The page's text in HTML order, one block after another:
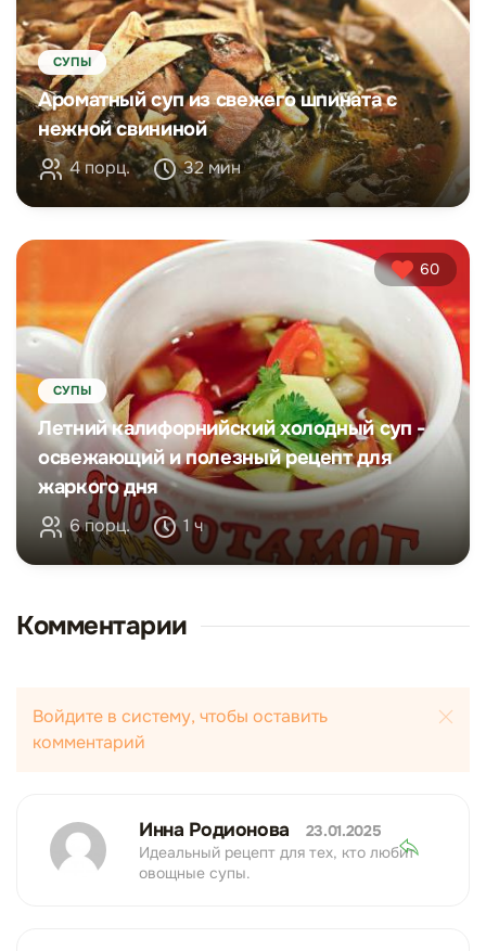
СУПЫ
Ароматный суп из свежего шпината с
нежной свининой
4 порц. 32 мин
60
СУПЫ
Летний калифорнийский холодный суп -
освежающий и полезный рецепт для
жаркого дня
6 порц. 1 ч
Комментарии
Войдите в систему, чтобы оставить
комментарий
Инна Родионова
23.01.2025
Идеальный рецепт для тех, кто любит
овощные супы.